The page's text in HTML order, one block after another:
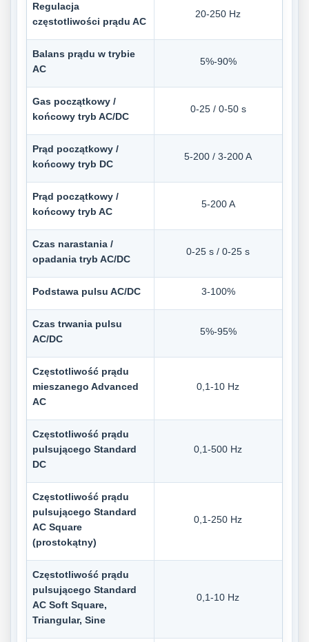
Regulacja
częstotliwości prądu AC
20-250 Hz
Balans prądu w trybie
AC
5%-90%
Gas początkowy /
końcowy tryb AC/DC
0-25 / 0-50 s
Prąd początkowy /
końcowy tryb DC
5-200 / 3-200 A
Prąd początkowy /
końcowy tryb AC
5-200 A
Czas narastania /
opadania tryb AC/DC
0-25 s / 0-25 s
Podstawa pulsu AC/DC 3-100%
Czas trwania pulsu
AC/DC
5%-95%
Częstotliwość prądu
mieszanego Advanced
AC
0,1-10 Hz
Częstotliwość prądu
pulsującego Standard
DC
0,1-500 Hz
Częstotliwość prądu
pulsującego Standard
AC Square
(prostokątny)
0,1-250 Hz
Częstotliwość prądu
pulsującego Standard
AC Soft Square,
Triangular, Sine
0,1-10 Hz